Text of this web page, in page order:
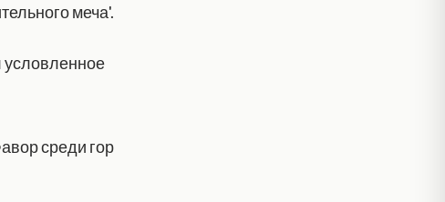
меча'.
условленное
среди гор